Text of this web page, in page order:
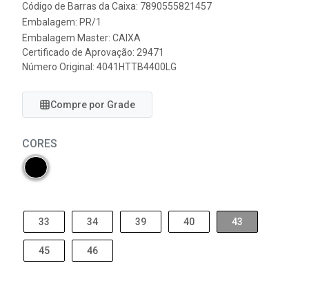
Código de Barras da Caixa: 7890555821457
Embalagem: PR/1
Embalagem Master: CAIXA
Certificado de Aprovação: 29471
Número Original: 4041HTTB4400LG
Compre por Grade
CORES
33 34 39 40 43
45 46